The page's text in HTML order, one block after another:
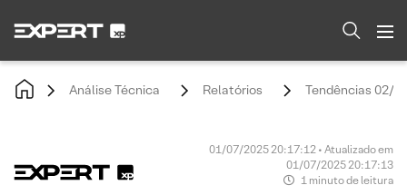
Análise Técnica Relatórios Tendências 02/
01/07/2025 20:17:12 • Atualizado em
01/07/2025 20:17:13
1 minuto de leitura